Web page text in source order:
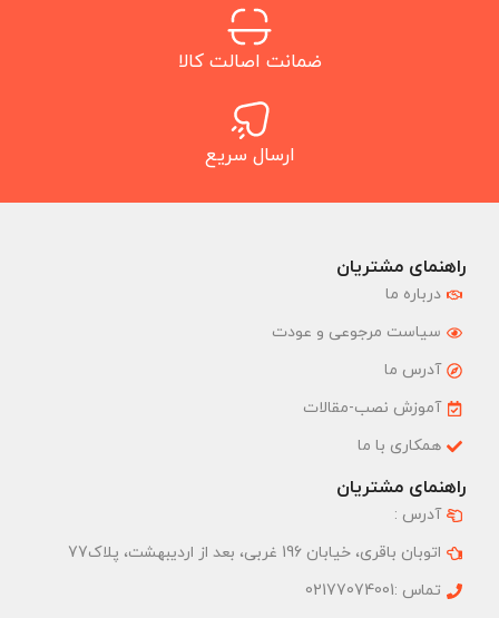
ضمانت اصالت کالا
ارسال سریع
راهنمای مشتریان
درباره ما
سیاست مرجوعی و عودت
آدرس ما
آموزش نصب-مقالات
همکاری با ما
راهنمای مشتریان
آدرس :
اتوبان باقری، خیابان 196 غربی، بعد از اردیبهشت، پلاک77
تماس :02177074001